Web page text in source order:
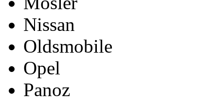
Nissan
Oldsmobile
Opel
Panoz